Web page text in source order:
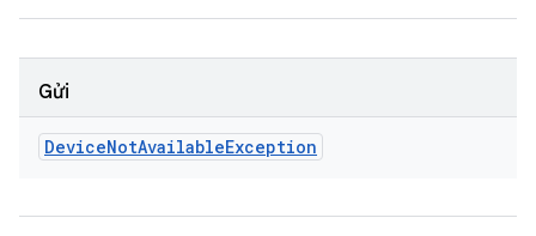
Gửi
DeviceNotAvailableException